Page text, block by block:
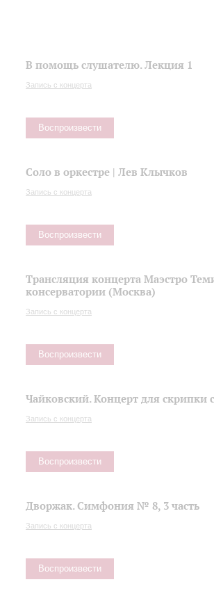
В помощь слушателю. Лекция 1
Запись с концерта
Воспроизвести
Соло в оркестре | Лев Клычков
Запись с концерта
Воспроизвести
Трансляция концерта Маэстро
консерватории (Москва)
Запись с концерта
Воспроизвести
Чайковский. Концерт для скрипки
Запись с концерта
Воспроизвести
Дворжак. Симфония № 8, 3 часть
Запись с концерта
Воспроизвести